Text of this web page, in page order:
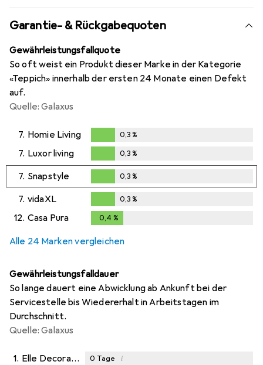
Garantie- & Rückgabequoten
Gewährleistungsfallquote
So oft weist ein Produkt dieser Marke in der Kategorie
«Teppich» innerhalb der ersten 24 Monate einen Defekt
auf.
Quelle: Galaxus
7. Homie Living
0,3%
0,3%
7. Luxor living
0,3%
0,3%
7. Snapstyle
0,3%
0,3%
7. vidaXL
0,3%
0,3%
12. Casa Pura 0,4 %
Alle 24 Marken vergleichen
Gewährleistungsfalldauer
So lange dauert eine Abwicklung ab Ankunft bei der
Servicestelle bis Wiedererhalt in Arbeitstagen im
Durchschnitt.
Quelle: Galaxus
1. Elle Decoration 0 Tage i